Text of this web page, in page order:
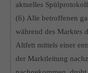
aktuelles
(6) Alle betroffenen
während des Marktes
Altfett mittels einer
der Marktleitung